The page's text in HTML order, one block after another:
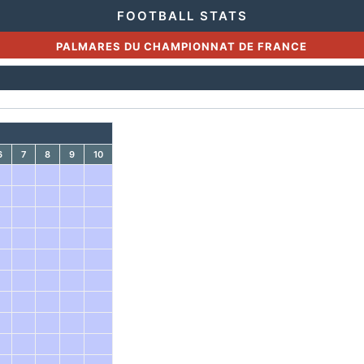
FOOTBALL STATS
PALMARES DU CHAMPIONNAT DE FRANCE
7 8 9 10